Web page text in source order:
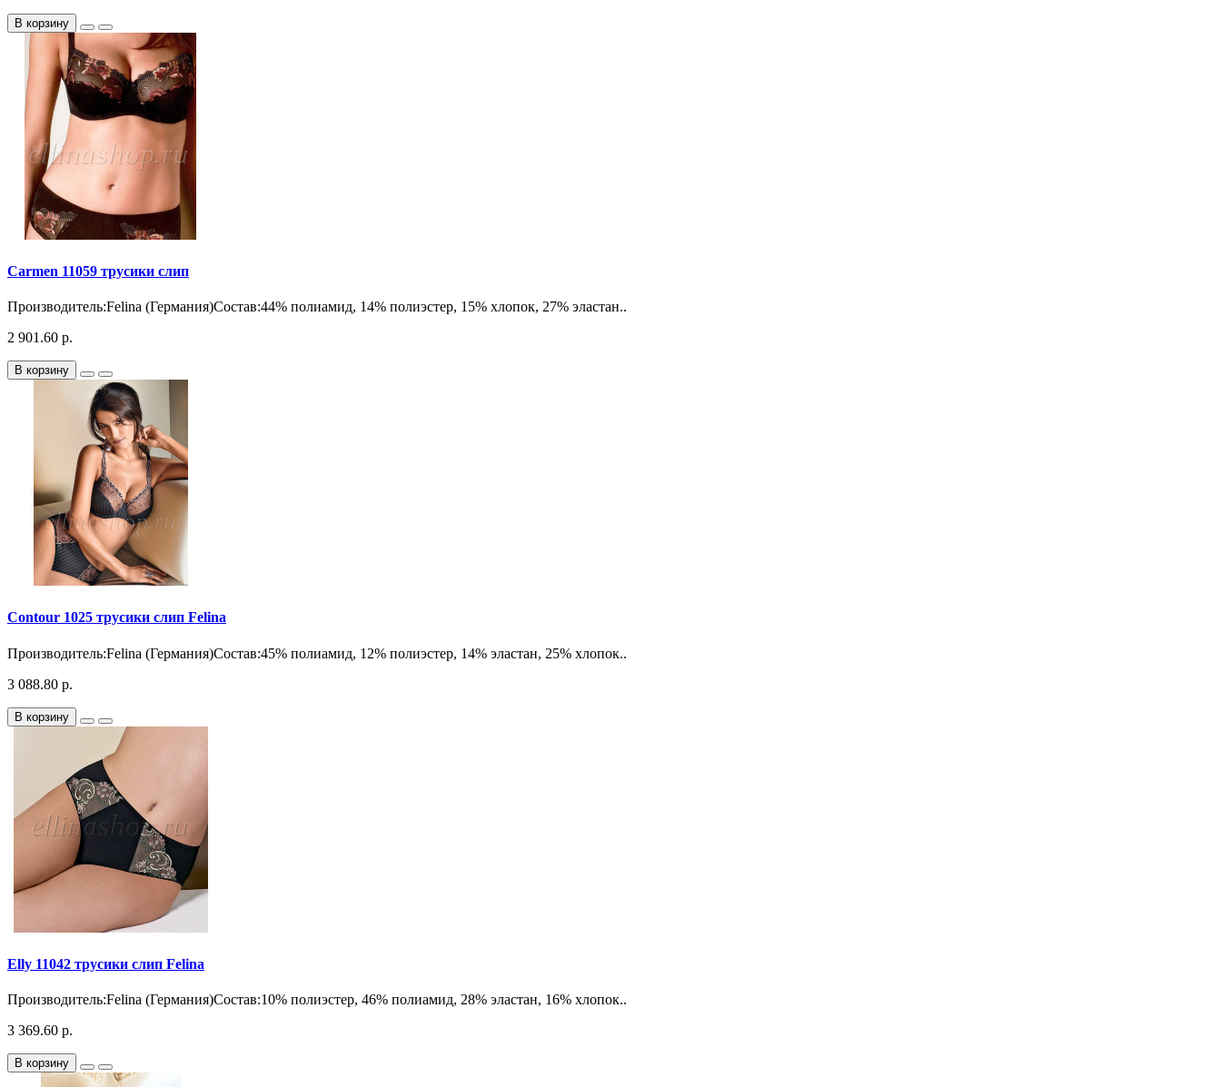
В корзину
Carmen 11059 трусики слип
Производитель:Felina (Германия)Состав:44% полиамид, 14% полиэстер, 15% хлопок, 27% эластан..
2 901.60 р.
В корзину
Contour 1025 трусики слип Felina
Производитель:Felina (Германия)Состав:45% полиамид, 12% полиэстер, 14% эластан, 25% хлопок..
3 088.80 р.
В корзину
Elly 11042 трусики слип Felina
Производитель:Felina (Германия)Состав:10% полиэстер, 46% полиамид, 28% эластан, 16% хлопок..
3 369.60 р.
В корзину